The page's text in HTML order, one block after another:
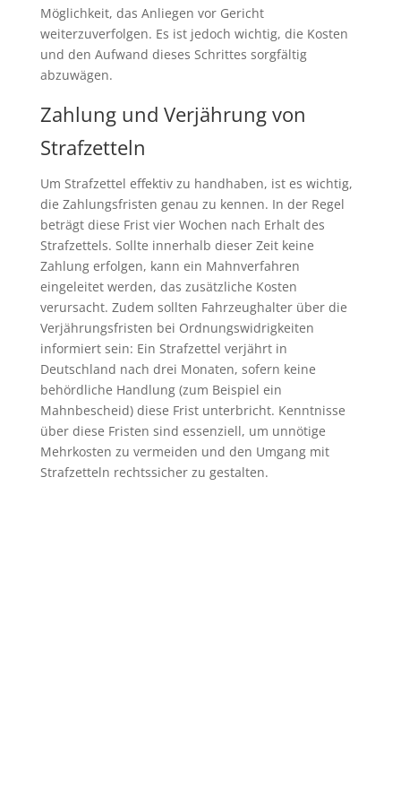
Möglichkeit, das Anliegen vor Gericht
weiterzuverfolgen. Es ist jedoch wichtig, die Kosten
und den Aufwand dieses Schrittes sorgfältig
abzuwägen.
Zahlung und Verjährung von
Strafzetteln
Um Strafzettel effektiv zu handhaben, ist es wichtig,
die Zahlungsfristen genau zu kennen. In der Regel
beträgt diese Frist vier Wochen nach Erhalt des
Strafzettels. Sollte innerhalb dieser Zeit keine
Zahlung erfolgen, kann ein Mahnverfahren
eingeleitet werden, das zusätzliche Kosten
verursacht. Zudem sollten Fahrzeughalter über die
Verjährungsfristen bei Ordnungswidrigkeiten
informiert sein: Ein Strafzettel verjährt in
Deutschland nach drei Monaten, sofern keine
behördliche Handlung (zum Beispiel ein
Mahnbescheid) diese Frist unterbricht. Kenntnisse
über diese Fristen sind essenziell, um unnötige
Mehrkosten zu vermeiden und den Umgang mit
Strafzetteln rechtssicher zu gestalten.